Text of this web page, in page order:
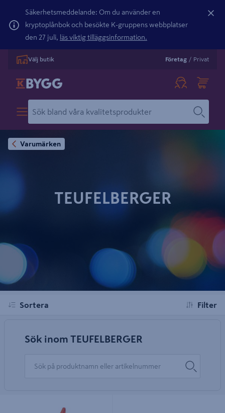
Säkerhetsmeddelande: Om du använder en
kryptoplånbok och besökte K-gruppens webbplatser
den 27 juli, läs viktig tilläggsinformation.
Välj butik Företag / Privat
Varumärken
TEUFELBERGER
Sortera Filter
Sök inom TEUFELBERGER
225X140MM ORANGE 6623